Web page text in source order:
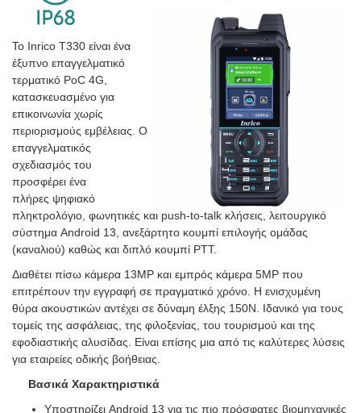
Το Inrico T330 είναι ένα
έξυπνο επαγγελματικό
τερματικό PoC 4G,
κατασκευασμένο για
επικοινωνία χωρίς
περιορισμούς εμβέλειας. Ο
επαγγελματικός
σχεδιασμός του
προσφέρει ένα
πλήρες ψηφιακό
πληκτρολόγιο, φωνητικές και push-to-talk κλήσεις, λειτουργικό
σύστημα Android 13, ανεξάρτητο κουμπί επιλογής ομάδας
(καναλιού) καθώς και διπλό κουμπί PTT.
Διαθέτει πίσω κάμερα 13MP και εμπρός κάμερα 5MP που
επιτρέπουν την εγγραφή σε πραγματικό χρόνο. Η ενισχυμένη
θύρα ακουστικών αντέχει σε δύναμη έλξης 150N.
Ιδανικό για τους
τομείς της ασφάλειας, της φιλοξενίας, του τουρισμού και της
εφοδιαστικής αλυσίδας. Είναι επίσης μια από τις καλύτερες λύσεις
για εταιρείες οδικής βοήθειας.
Βασικά Χαρακτηριστικά
Υποστηρίζει Android 13 για τις πιο πρόσφατες βιομηχανικές